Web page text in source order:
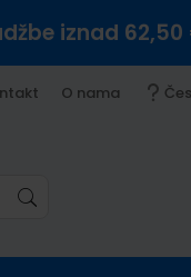
iznad 62,50
O nama